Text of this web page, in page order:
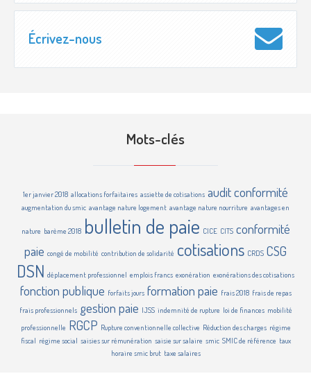
Écrivez-nous
Mots-clés
1er janvier 2018 allocations forfaitaires assiette de cotisations audit conformité
augmentation du smic avantage nature logement avantage nature nourriture avantages en
nature barème 2018 bulletin de paie CICE CITS conformité
paie congé de mobilité contribution de solidarité cotisations CRDS CSG
DSN déplacement professionnel emplois francs exonération exonérations des cotisations
fonction publique forfaits jours formation paie frais 2018 frais de repas
frais professionnels gestion paie IJSS indemnité de rupture loi de finances mobilité
professionnelle RGCP Rupture conventionnelle collective Réduction des charges régime
fiscal régime social saisies sur rémunération saisie sur salaire smic SMIC de référence taux
horaire smic brut taxe salaires